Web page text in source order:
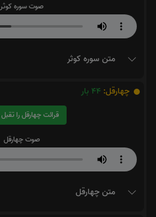
صوت سوره کوثر
متن سوره کوثر
چهارقل: 44 بار
قرائت چهارقل را تقبل میکنم
صوت چهارقل
متن چهارقل